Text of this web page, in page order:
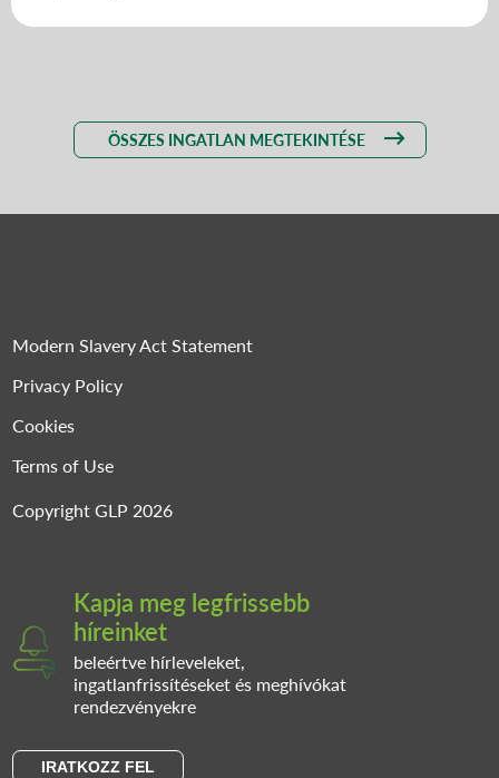
ÖSSZES INGATLAN MEGTEKINTÉSE
Modern Slavery Act Statement
Privacy Policy
Cookies
Terms of Use
Copyright GLP 2026
Kapja meg legfrissebb
híreinket
beleértve hírleveleket,
ingatlanfrissítéseket és meghívókat
rendezvényekre
IRATKOZZ FEL